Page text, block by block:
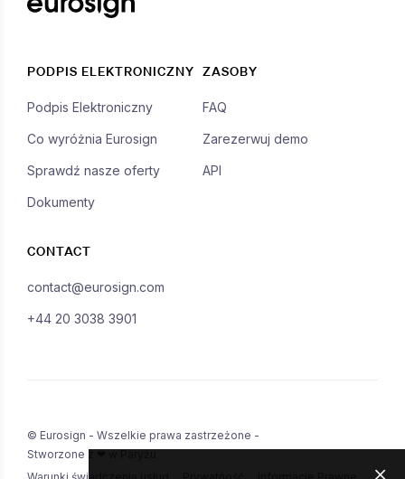
PODPIS ELEKTRONICZNY
Podpis Elektroniczny
Co wyróżnia Eurosign
Sprawdź nasze oferty
Dokumenty
ZASOBY
FAQ
Zarezerwuj demo
API
CONTACT
contact@eurosign.com
+44 20 3038 3901
© Eurosign - Wszelkie prawa zastrzeżone -
Stworzone z ❤ w Paryżu